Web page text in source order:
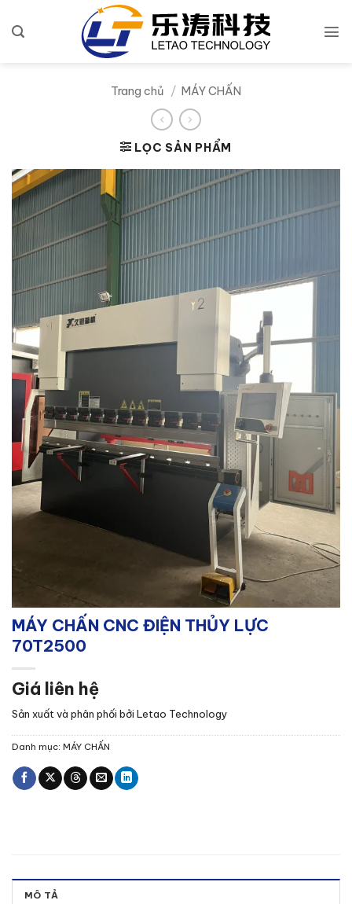
qua
Trang chủ / MÁY CHẤN
LỌC SẢN PHẨM
MÁY CHẤN CNC ĐIỆN THỦY LỰC
70T2500
Giá liên hệ
Sản xuất và phân phối bởi Letao Technology
Danh mục: MÁY CHẤN
MÔ TẢ